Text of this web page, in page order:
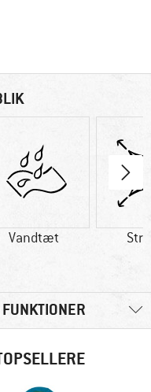
- oplysningerne får du
Vandtæt